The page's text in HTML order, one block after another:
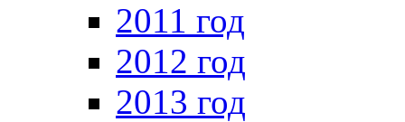
2011 год
2012 год
2013 год